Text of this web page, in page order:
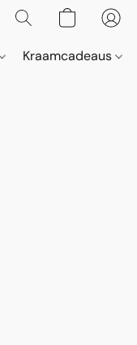
Kraamcadeaus